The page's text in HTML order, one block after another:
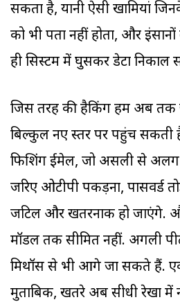
सकता है, यानी ऐसी खामियां
को भी पता नहीं होता, और
ही सिस्टम में घुसकर डेटा निकाल
जिस तरह की हैकिंग हम अब
बिल्कुल नए स्तर पर पहुंच सकती
फिशिंग ईमेल, जो असली से
जरिए ओटीपी पकड़ना, पासवर्ड
जटिल और खतरनाक हो जाएंगे.
मॉडल तक सीमित नहीं. अगली
मिथॉस से भी आगे जा सकते हैं.
मुताबिक, खतरे अब सीधी रेखा में